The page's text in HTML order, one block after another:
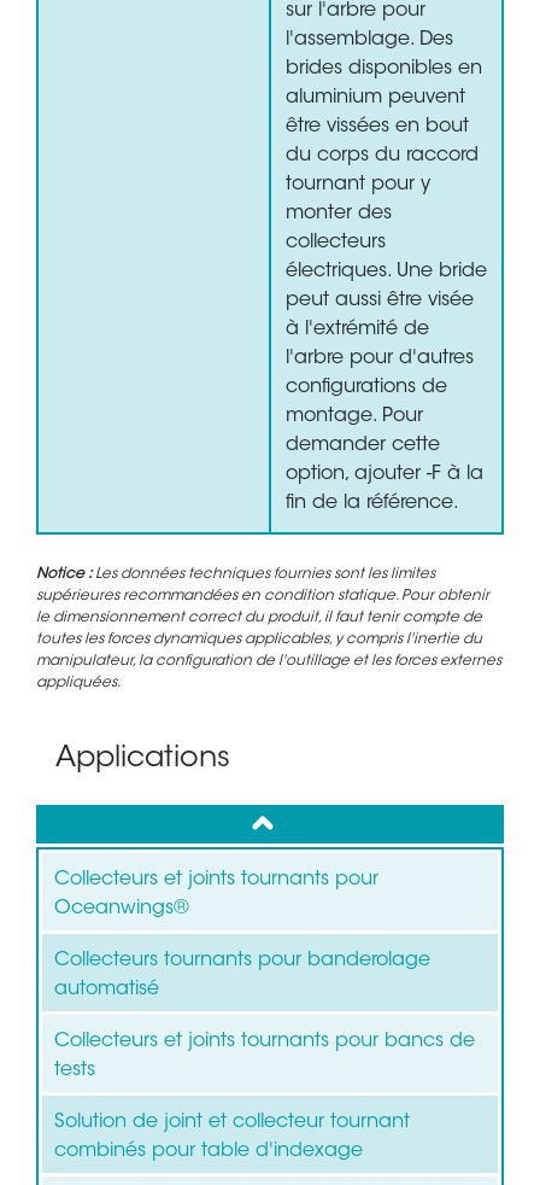
sur l'arbre pour
l'assemblage. Des
brides disponibles en
aluminium peuvent
être vissées en bout
du corps du raccord
tournant pour y
monter des
collecteurs
électriques. Une bride
peut aussi être visée
à l'extrémité de
l'arbre pour d'autres
configurations de
montage. Pour
demander cette
option, ajouter -F à la
fin de la référence.
Notice :Les données techniques fournies sont les limites
supérieures recommandées en condition statique. Pour obtenir
le dimensionnement correct du produit, il faut tenir compte de
toutes les forces dynamiques applicables, y compris l'inertie du
manipulateur, la configuration de l'outillage et les forces externes
appliquées.
Applications
up
Collecteurs et joints tournants pour
Oceanwings®
Collecteurs tournants pour banderolage
automatisé
Collecteurs et joints tournants pour bancs de
tests
Solution de joint et collecteur tournant
combinés pour table d'indexage